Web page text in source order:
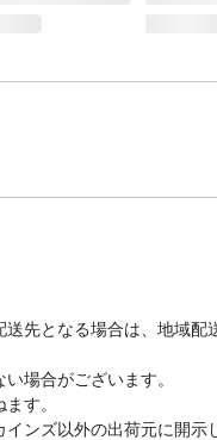
先となる場合は、地域
場合がございます。
す。
ンズ以外の出荷元に開